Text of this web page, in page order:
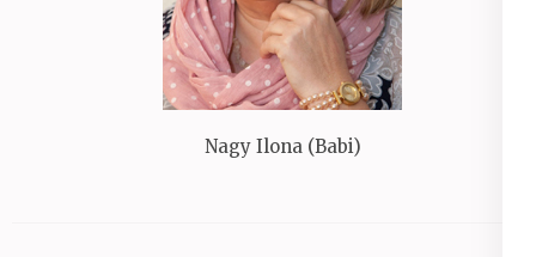
Nagy Ilona (Babi)